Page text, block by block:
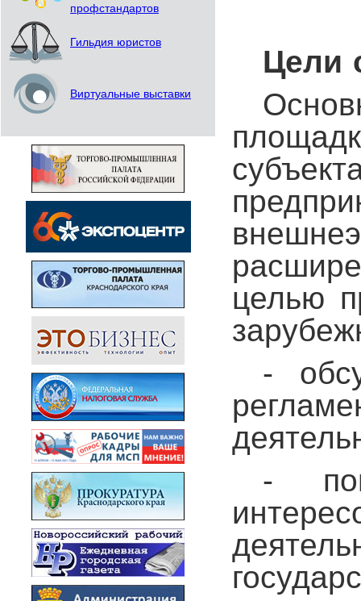
профстандартов
Гильдия юристов
Виртуальные выставки
Цели
целью
-
-